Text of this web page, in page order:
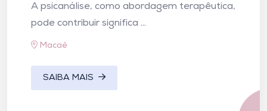
A psicanálise, como abordagem terapêutica,
pode contribuir significa ...
Macaé
SAIBA MAIS